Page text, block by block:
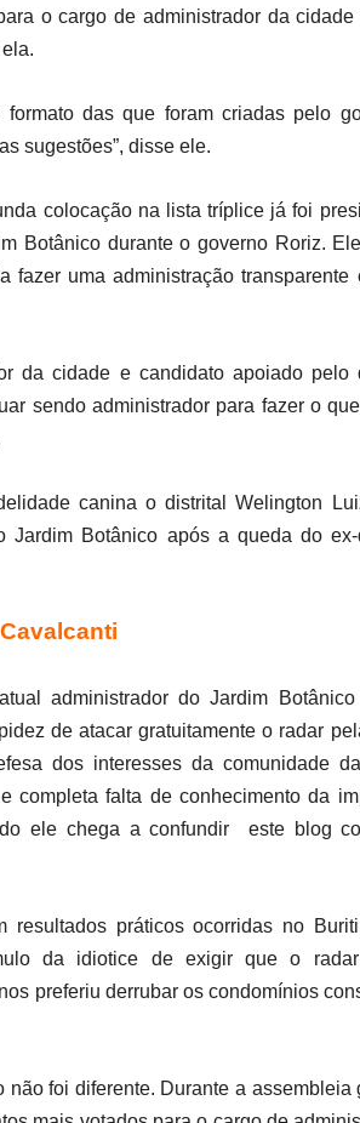
o cargo de administrador da cidade
das que foram criadas pelo
sugestões”, disse ele.
colocação na lista tríplice já foi
Botânico durante o governo Roriz.
uma administração transparente
da cidade e candidato apoiado pelo
sendo administrador para fazer o
canina o distrital Welington
Jardim Botânico após a queda do ex-
administrador do Jardim Botânico
de atacar gratuitamente o radar
dos interesses da comunidade
completa falta de conhecimento da
ele chega a confundir este blog
resultados práticos ocorridas no
da idiotice de exigir que o
preferiu derrubar os condomínios
foi diferente. Durante a assembleia